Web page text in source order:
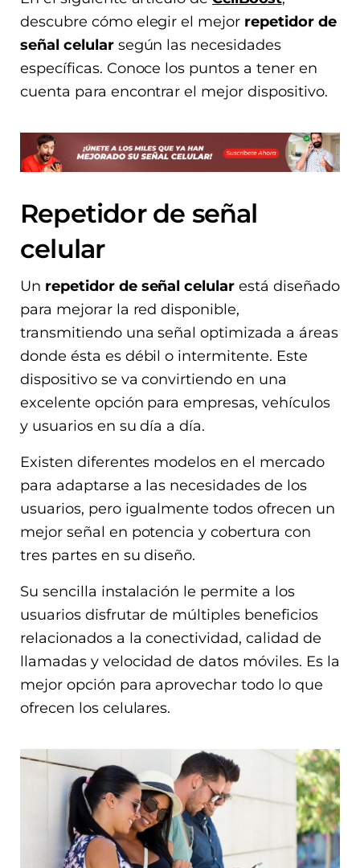
descubre cómo elegir el mejor repetidor de
señal celularsegún las necesidades
específicas. Conoce los puntos a tener en
cuenta para encontrar el mejor dispositivo.
Repetidor de señal
celular
Un repetidor de señal celular está diseñado
para mejorar la red disponible,
transmitiendo una señal optimizada a áreas
donde ésta es débil o intermitente. Este
dispositivo se va convirtiendo en una
excelente opción para empresas, vehículos
y usuarios en su día a día.
Existen diferentes modelos en el mercado
para adaptarse a las necesidades de los
usuarios, pero igualmente todos ofrecen un
mejor señal en potencia y cobertura con
tres partes en su diseño.
Su sencilla instalación le permite a los
usuarios disfrutar de múltiples beneficios
relacionados a la conectividad, calidad de
llamadas y velocidad de datos móviles. Es la
mejor opción para aprovechar todo lo que
ofrecen los celulares.